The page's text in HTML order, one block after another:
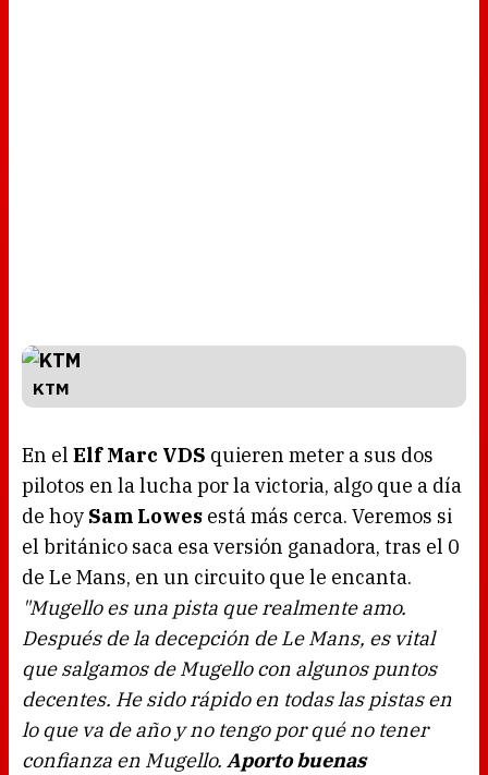
KTM
En el Elf Marc VDS quieren meter a sus dos
pilotos en la lucha por la victoria, algo que a día
de hoy Sam Lowes está más cerca. Veremos si
el británico saca esa versión ganadora, tras el 0
de Le Mans, en un circuito que le encanta.
"Mugello es una pista que realmente amo.
Después de la decepción de Le Mans, es vital
que salgamos de Mugello con algunos puntos
decentes. He sido rápido en todas las pistas en
lo que va de año y no tengo por qué no tener
confianza en Mugello. Aporto buenas